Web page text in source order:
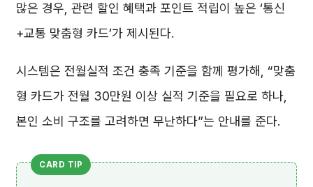
많은 경우, 관련 할인 혜택과 포인트 적립이 높은 ‘통신
+교통 맞춤형 카드’가 제시된다.
시스템은 전월실적 조건 충족 기준을 함께 평가해, “맞춤
형 카드가 전월 30만원 이상 실적 기준을 필요로 하나,
본인 소비 구조를 고려하면 무난하다”는 안내를 준다.